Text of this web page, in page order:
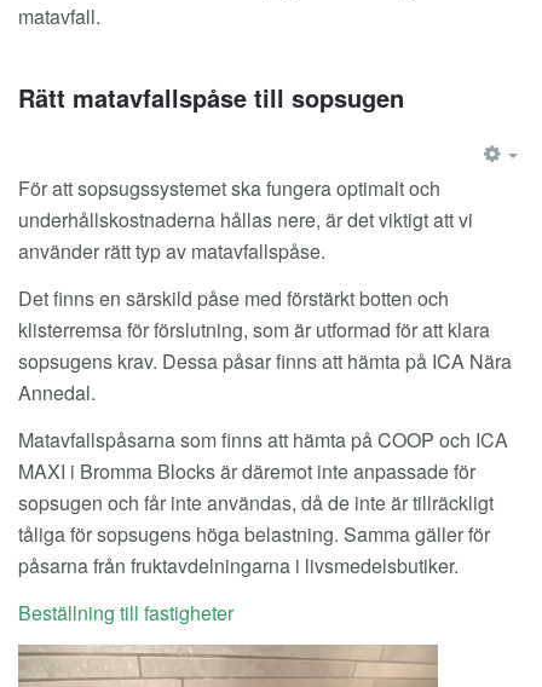
matavfall.
Rätt matavfallspåse till sopsugen
För att sopsugssystemet ska fungera optimalt och
underhållskostnaderna hållas nere, är det viktigt att vi
använder rätt typ av matavfallspåse.
Det finns en särskild påse med förstärkt botten och
klisterremsa för förslutning, som är utformad för att klara
sopsugens krav. Dessa påsar finns att hämta på ICA Nära
Annedal.
Matavfallspåsarna som finns att hämta på COOP och ICA
MAXI i Bromma Blocks är däremot inte anpassade för
sopsugen och får inte användas, då de inte är tillräckligt
tåliga för sopsugens höga belastning. Samma gäller för
påsarna från fruktavdelningarna i livsmedelsbutiker.
Beställning till fastigheter